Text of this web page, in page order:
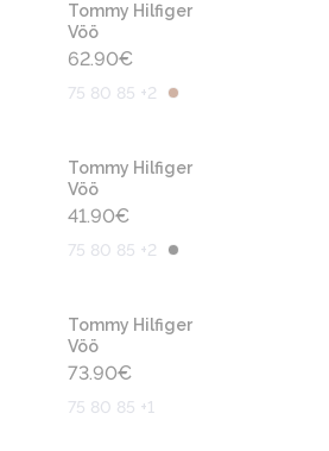
Tommy Hilfiger
Vöö
62.90€
75 80 85 +2
Tommy Hilfiger
Vöö
41.90€
75 80 85 +2
Tommy Hilfiger
Vöö
73.90€
75 80 85 +1